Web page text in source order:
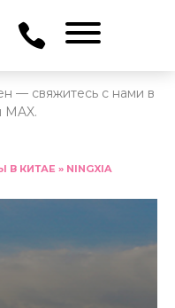
— свяжитесь с нами в
MAX.
В КИТАЕ » NINGXIA